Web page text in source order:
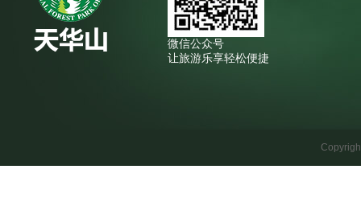
微信公众号
让旅游乐享轻松便捷